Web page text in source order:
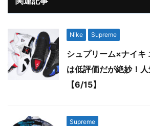
Nike Supreme
シュプリーム×ナイキ
は低評価だが絶妙！
【6/15】
Supreme